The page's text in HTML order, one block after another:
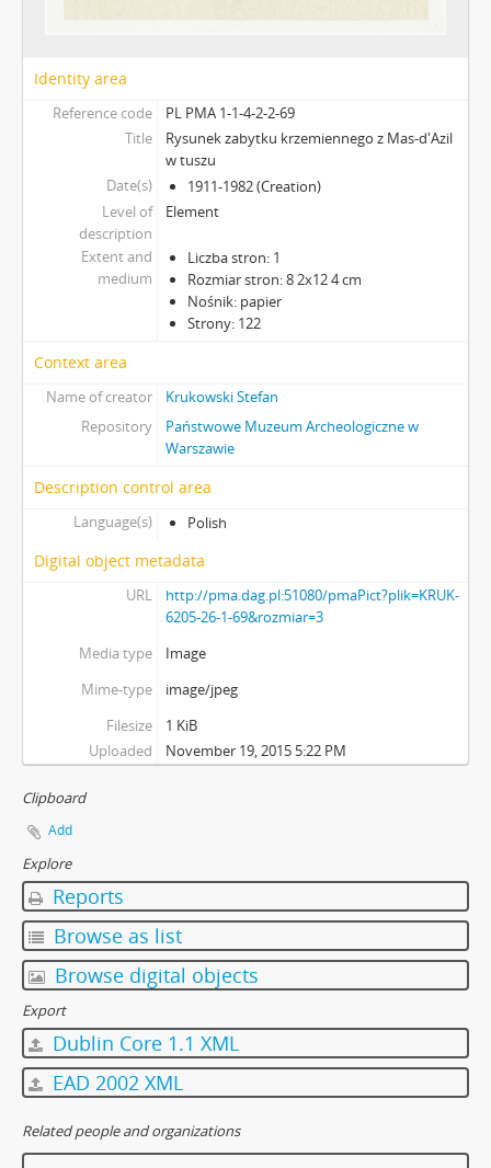
Identity area
Reference code
PL PMA 1-1-4-2-2-69
Title
Rysunek zabytku krzemiennego z Mas-d'Azil
w tuszu
Date(s)
1911-1982 (Creation)
Level of
description
Element
Extent and
medium
Liczba stron: 1
Rozmiar stron: 8 2x12 4 cm
Nośnik: papier
Strony: 122
Context area
Name of creator
Krukowski Stefan
Repository
Państwowe Muzeum Archeologiczne w
Warszawie
Description control area
Language(s) Polish
Digital object metadata
URL
http://pma.dag.pl:51080/pmaPict?plik=KRUK-
6205-26-1-69&rozmiar=3
Media type
Image
Mime-type
image/jpeg
Filesize
1 KiB
Uploaded
November 19, 2015 5:22 PM
Clipboard
Add
Explore
Reports
Browse as list
Browse digital objects
Export
Dublin Core 1.1 XML
EAD 2002 XML
Related people and organizations